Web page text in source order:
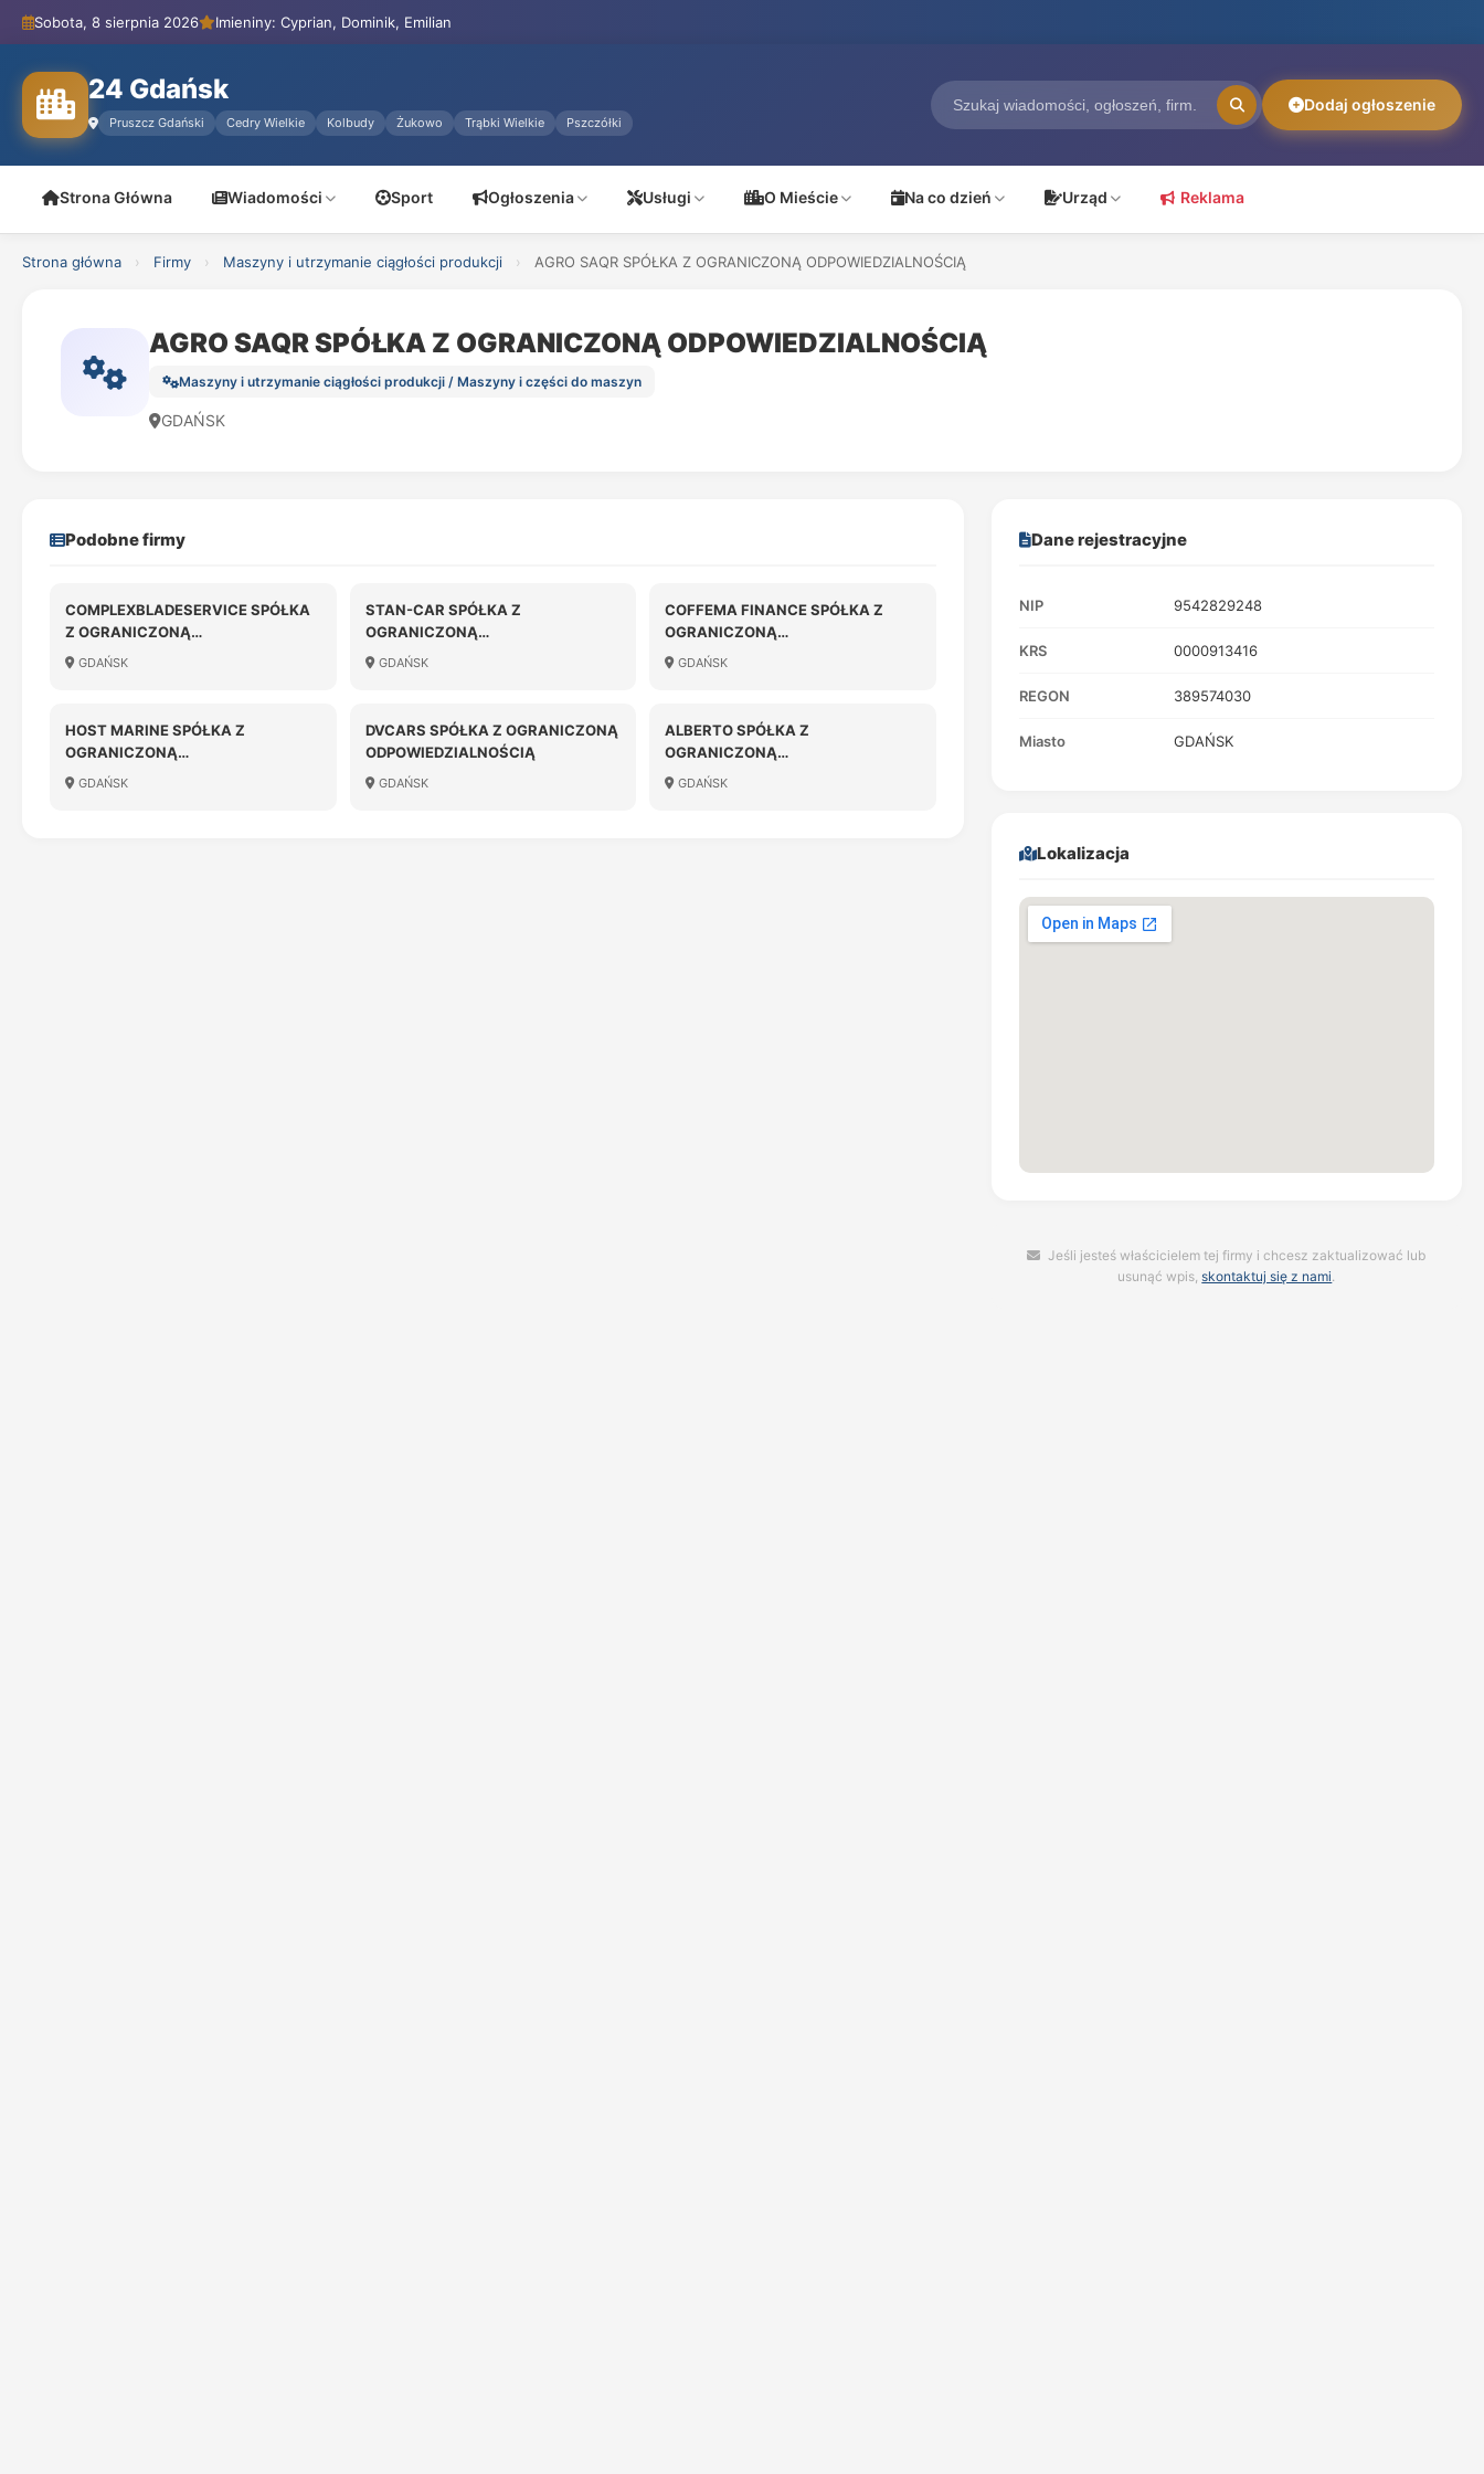
Sobota, 8 sierpnia 2026 Imieniny: Cyprian, Dominik, Emilian
24 Gdańsk
Pruszcz Gdański Cedry Wielkie Kolbudy Żukowo Trąbki Wielkie Pszczółki
Dodaj ogłoszenie
Strona Główna Wiadomości Sport Ogłoszenia Usługi O Mieście Na co dzień Urząd Reklama
Strona główna › Firmy › Maszyny i utrzymanie ciągłości produkcji › AGRO SAQR SPÓŁKA Z OGRANICZONĄ ODPOWIEDZIALNOŚCIĄ
AGRO SAQR SPÓŁKA Z OGRANICZONĄ ODPOWIEDZIALNOŚCIĄ
Maszyny i utrzymanie ciągłości produkcji / Maszyny i części do maszyn
GDAŃSK
Podobne firmy
COMPLEXBLADESERVICE SPÓŁKA
Z OGRANICZONĄ
ODPOWIEDZIALNOŚCIĄ
GDAŃSK
STAN-CAR SPÓŁKA Z
OGRANICZONĄ
ODPOWIEDZIALNOŚCIĄ
GDAŃSK
COFFEMA FINANCE SPÓŁKA Z
OGRANICZONĄ
ODPOWIEDZIALNOŚCIĄ
GDAŃSK
HOST MARINE SPÓŁKA Z
OGRANICZONĄ
ODPOWIEDZIALNOŚCIĄ
GDAŃSK
DVCARS SPÓŁKA Z OGRANICZONĄ
ODPOWIEDZIALNOŚCIĄ
GDAŃSK
ALBERTO SPÓŁKA Z
OGRANICZONĄ
ODPOWIEDZIALNOŚCIĄ
GDAŃSK
Dane rejestracyjne
NIP 9542829248
KRS 0000913416
REGON 389574030
Miasto GDAŃSK
Lokalizacja
Jeśli jesteś właścicielem tej firmy i chcesz zaktualizować lub
usunąć wpis,skontaktuj się z nami.